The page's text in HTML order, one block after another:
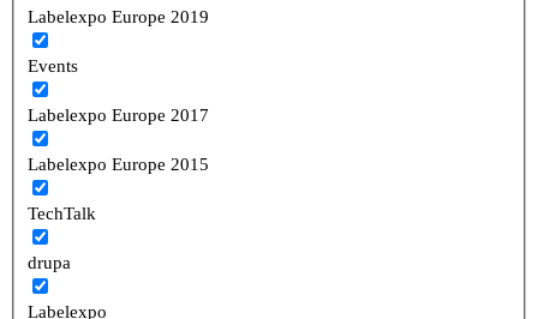
Labelexpo Europe 2019
Events
Labelexpo Europe 2017
Labelexpo Europe 2015
TechTalk
drupa
Labelexpo